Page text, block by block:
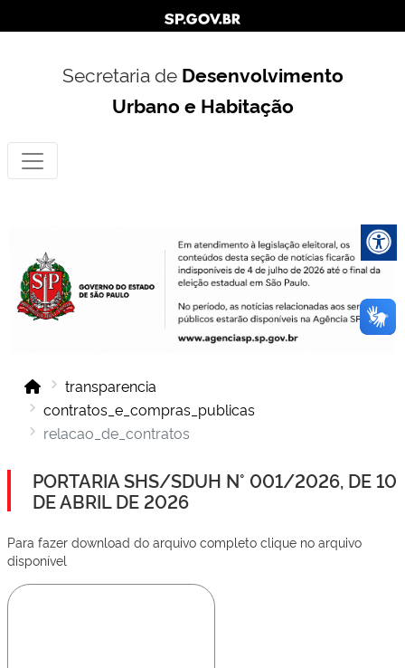
Secretaria de Desenvolvimento
Urbano e Habitação
transparencia
contratos_e_compras_publicas
relacao_de_contratos
PORTARIA SHS/SDUH N° 001/2026, DE 10
DE ABRIL DE 2026
Para fazer download do arquivo completo clique no arquivo
disponível